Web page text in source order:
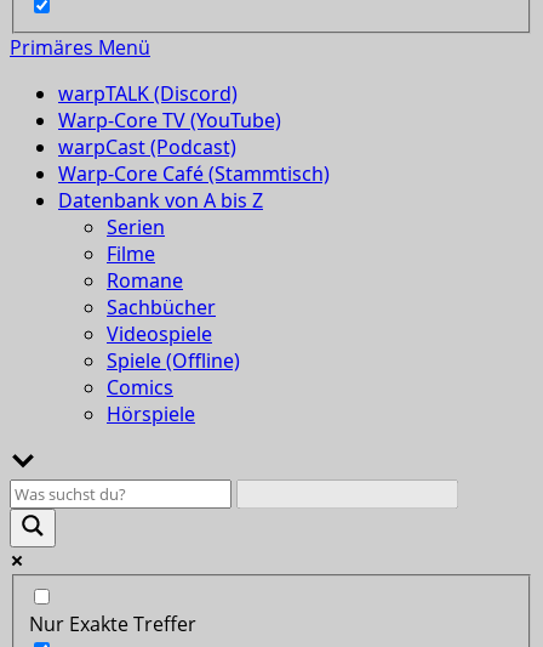
Primäres Menü
warpTALK (Discord)
Warp-Core TV (YouTube)
warpCast (Podcast)
Warp-Core Café (Stammtisch)
Datenbank von A bis Z
Serien
Filme
Romane
Sachbücher
Videospiele
Spiele (Offline)
Comics
Hörspiele
Nur Exakte Treffer